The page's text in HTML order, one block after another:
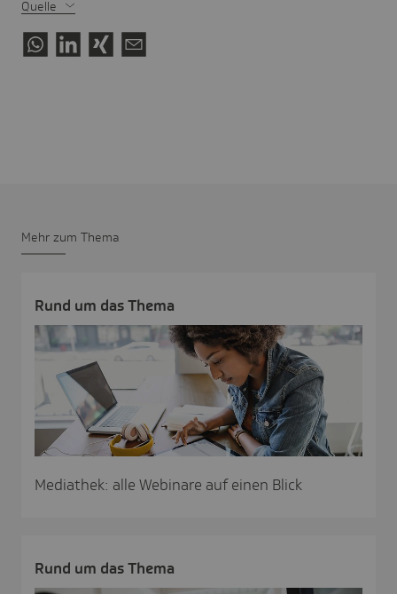
Quelle
Mehr zum Thema
Rund um das Thema
Mediathek: alle Webinare auf einen Blick
Rund um das Thema